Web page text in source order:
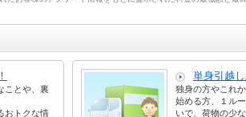
ことや、裏
おトクな情
単身引越
独身の方やこれ
始める方、１ル
いで、荷物の少